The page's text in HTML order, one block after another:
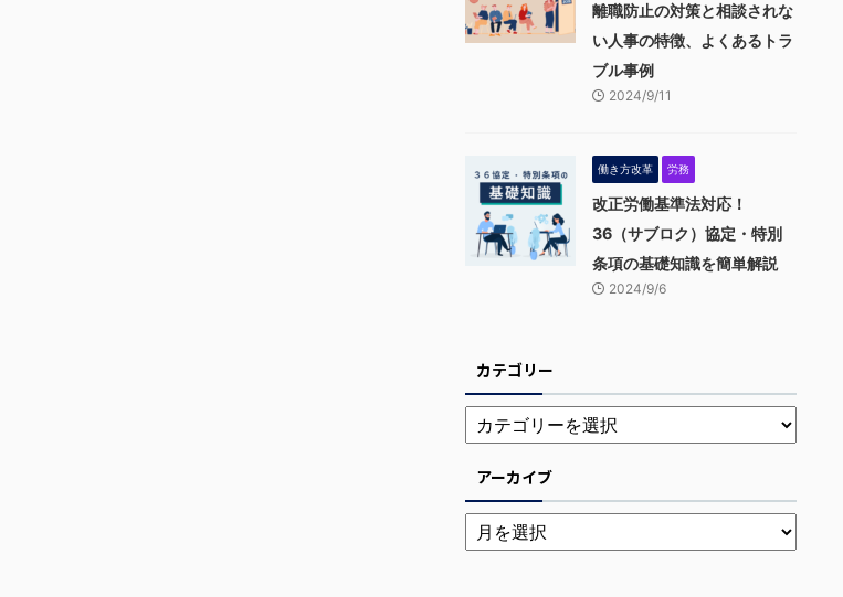
離職防止の対策と相談されな
い人事の特徴、よくあるトラ
ブル事例
2024/9/11
働き方改革 労務
改正労働基準法対応！
36（サブロク）協定・特別
条項の基礎知識を簡単解説
2024/9/6
カテゴリー
アーカイブ